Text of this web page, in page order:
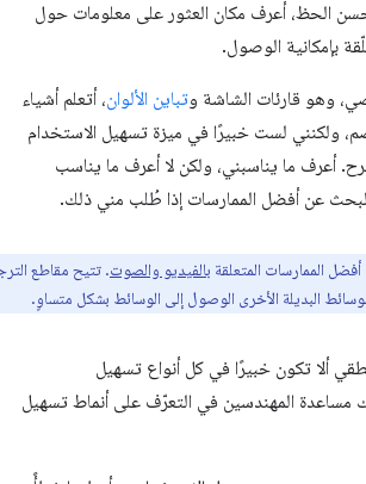
أعرف مكان العثور على معلومات حول
الوصول.
قارئات الشاشة وتباين الألوان، أتعلم أشياء
لست خبيرًا في ميزة تسهيل الاستخدام
ما يناسبني، ولكن لا أعرف ما يناسب
عن أفضل الممارسات إذا طُلب مني ذلك.
الممارسات المتعلقةبالفيديو والصوت. تتيح مقاطع الترجمة
البديلة الأخرى الوصول إلى الوسائط بشكل متساوٍ.
تكون خبيرًا في كل أنواع تسهيل
المهندسين في التعرّف على أنماط تسهيل